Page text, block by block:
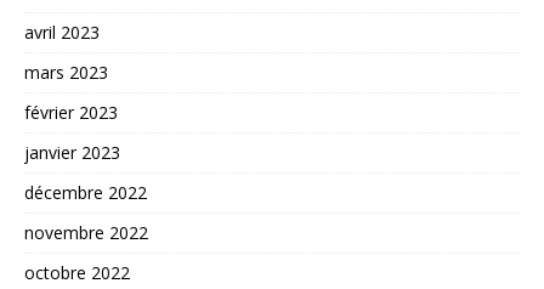
avril 2023
mars 2023
février 2023
janvier 2023
décembre 2022
novembre 2022
octobre 2022